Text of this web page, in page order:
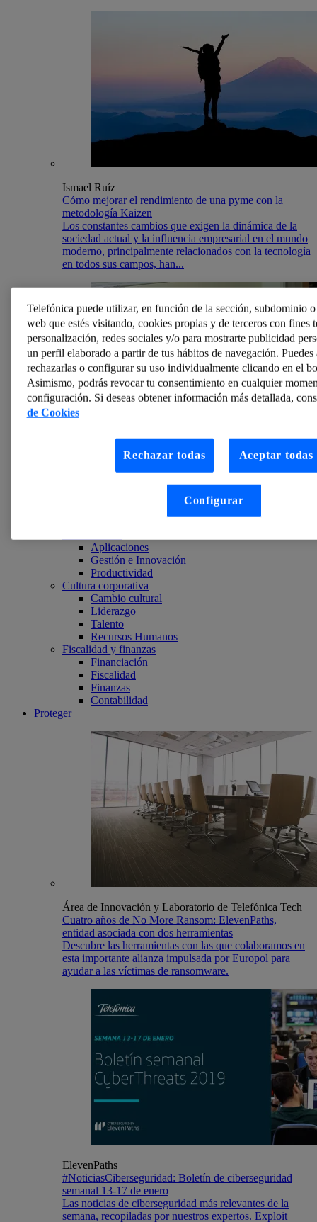
Ismael Ruíz
Cómo mejorar el rendimiento de una pyme con la
metodología Kaizen
Los constantes cambios que exigen la dinámica de la
sociedad actual y la influencia empresarial en el mundo
moderno, principalmente relacionados con la tecnología
en todos sus campos, han...
Mercedes Blanco
¿Quieres prácticas? Busca un autónomo
El verano es la oportunidad de muchos jóvenes para
iniciar su acercamiento al mundo laboral a través de las
prácticas en empresas. Buscan conocer de cerca cómo
Aplicaciones
Gestión e Innovación
Productividad
Cultura corporativa
Cambio cultural
Liderazgo
Talento
Recursos Humanos
Fiscalidad y finanzas
Financiación
Fiscalidad
Finanzas
Contabilidad
Proteger
Área de Innovación y Laboratorio de Telefónica Tech
Cuatro años de No More Ransom: ElevenPaths,
entidad asociada con dos herramientas
Descubre las herramientas con las que colaboramos en
esta importante alianza impulsada por Europol para
ayudar a las víctimas de ransomware.
ElevenPaths
#NoticiasCiberseguridad: Boletín de ciberseguridad
semanal 13-17 de enero
Las noticias de ciberseguridad más relevantes de la
semana, recopiladas por nuestros expertos. Exploit
Telefónica puede utilizar, en función de la sección, subdominio
web que estés visitando, cookies propias y de terceros con fines
personalización, redes sociales y/o para mostrarte publicidad
un perfil elaborado a partir de tus hábitos de navegación. Puedes
rechazarlas o configurar su uso individualmente clicando en el
Asimismo, podrás revocar tu consentimiento en cualquier
configuración. Si deseas obtener información más detallada,
de Cookies
Rechazar todas Aceptar todas
Configurar